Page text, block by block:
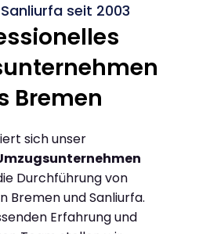
seit 2003
Bremen
sich unser
Durchführung von
Bremen und Sanliurfa.
Erfahrung und